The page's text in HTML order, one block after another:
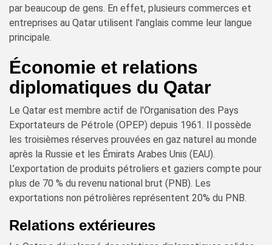
par beaucoup de gens. En effet, plusieurs commerces et
entreprises au Qatar utilisent l'anglais comme leur langue
principale.
Économie et relations
diplomatiques du Qatar
Le Qatar est membre actif de l'Organisation des Pays
Exportateurs de Pétrole (OPEP) depuis 1961. Il possède
les troisièmes réserves prouvées en gaz naturel au monde
après la Russie et les Émirats Arabes Unis (EAU).
L’exportation de produits pétroliers et gaziers compte pour
plus de 70 % du revenu national brut (PNB). Les
exportations non pétrolières représentent 20% du PNB.
Relations extérieures